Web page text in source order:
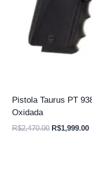
Pistola Taurus PT
Oxidada
R$2,470.00 O
R$1,999.00O